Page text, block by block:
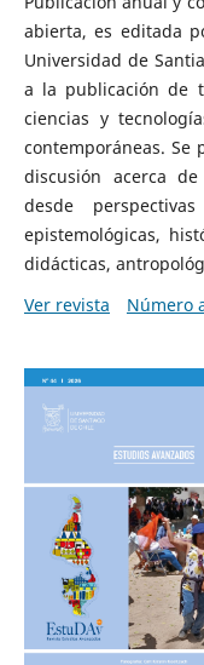
abierta, es editada
Universidad de
a la publicación de
ciencias y
contemporáneas. Se
discusión acerca
desde
epistemológicas,
didácticas,
Ver revista
Número